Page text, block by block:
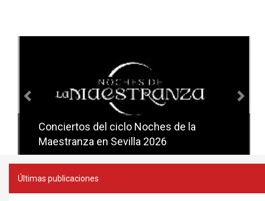
Conciertos del ciclo Noches de la
Maestranza en Sevilla 2026
Conciertos del ciclo Candlelight en
Sevilla
Últimas publicaciones